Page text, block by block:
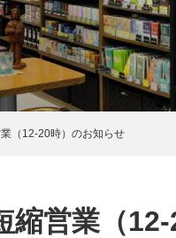
（12-20時）のお知らせ
縮営業（